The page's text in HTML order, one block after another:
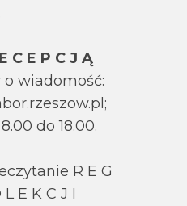
C E P C J Ą
wiadomość:
do 18.00.
R E G
E K C J I